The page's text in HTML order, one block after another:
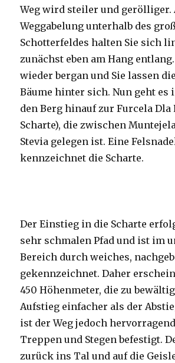
Weg wird steiler und gerölliger.
Weggabelung unterhalb des
Schotterfeldes halten Sie sich
zunächst eben am Hang
wieder bergan und Sie lassen
Bäume hinter sich. Nun geht es
den Berg hinauf zur Furcela Dla
Scharte), die zwischen
Stevia gelegen ist. Eine
kennzeichnet die Scharte.
Der Einstieg in die Scharte
sehr schmalen Pfad und ist im
Bereich durch weiches,
gekennzeichnet. Daher
450 Höhenmeter, die zu
Aufstieg einfacher als der
ist der Weg jedoch
Treppen und Stegen befestigt.
zurück ins Tal und auf die